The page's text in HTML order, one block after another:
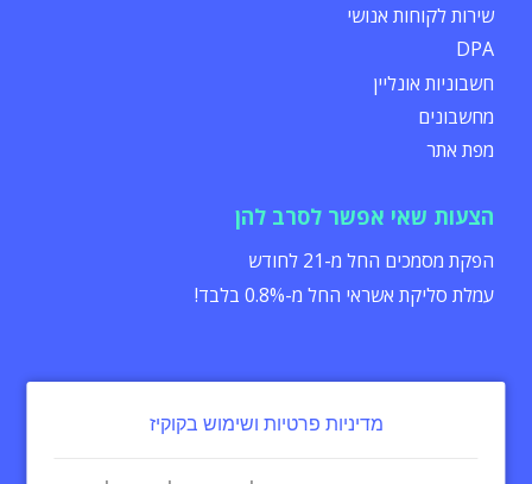
שירות לקוחות אנושי
DPA
חשבוניות אונליין
מחשבונים
מפת אתר
הצעות שאי אפשר לסרב להן
הפקת מסמכים החל מ-21 לחודש
עמלת סליקת אשראי החל מ-0.8% בלבד!
מדיניות פרטיות
מדיניות פרטיות ושימוש בקוקיז